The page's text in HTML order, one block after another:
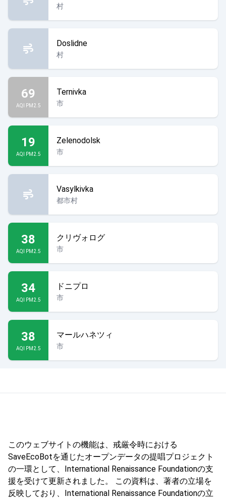
村
Doslidne
村
69
AQI PM2.5
Ternivka
市
19
AQI PM2.5
Zelenodolsk
市
Vasylkivka
都市村
38
AQI PM2.5
クリヴォログ
市
34
AQI PM2.5
ドニプロ
市
38
AQI PM2.5
マールハネツィ
市
このウェブサイトの機能は、戒厳令時における
SaveEcoBotを通じたオープンデータの提唱プロジェクト
の一環として、International Renaissance Foundationの支
援を受けて更新されました。 この資料は、著者の立場を
反映しており、International Renaissance Foundationの立